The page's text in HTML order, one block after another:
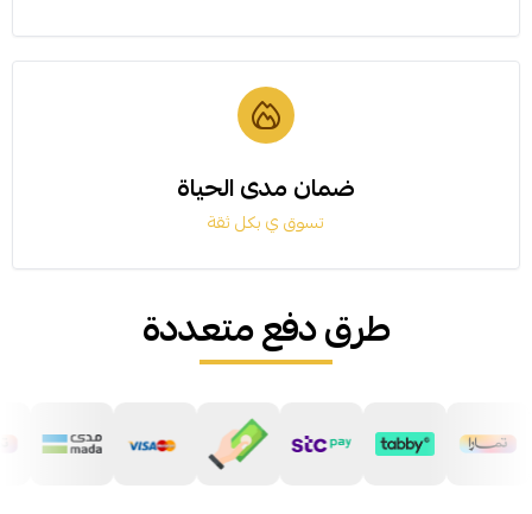
ضمان مدى الحياة
تسوق ي بكل ثقة
طرق دفع متعددة